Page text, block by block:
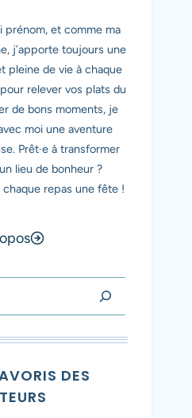
prénom, et comme ma
j’apporte toujours une
pleine de vie à chaque
relever vos plats du
de bons moments, je
moi une aventure
Prêt·e à transformer
lieu de bonheur ?
chaque repas une fête !
DES